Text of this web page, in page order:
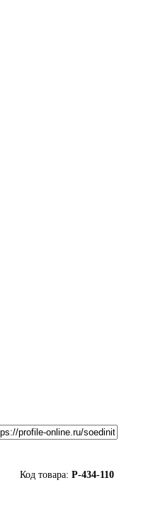
Код товара: P-434-110